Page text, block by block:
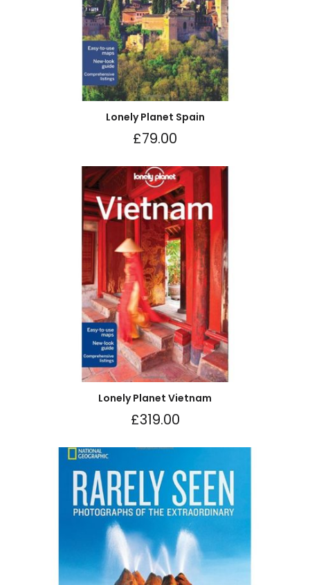
Lonely Planet Spain
£79.00
Lonely Planet Vietnam
£319.00